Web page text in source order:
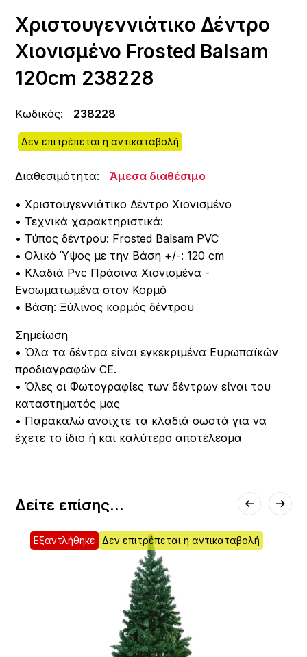
Χριστουγεννιάτικο Δέντρο
Χιονισμένο Frosted Balsam
120cm 238228
Κωδικός: 238228
Δεν επιτρέπεται η αντικαταβολή
Διαθεσιμότητα: Άμεσα διαθέσιμο
• Χριστουγεννιάτικο Δέντρο Χιονισμένο
• Τεχνικά χαρακτηριστικά:
• Τύπος δέντρου: Frosted Balsam PVC
• Ολικό Ύψος με την Βάση +/-: 120 cm
• Κλαδιά Pvc Πράσινα Χιονισμένα -
Ενσωματωμένα στον Κορμό
• Βάση: Ξύλινος κορμός δέντρου
Σημείωση
• Όλα τα δέντρα είναι εγκεκριμένα Ευρωπαϊκών
προδιαγραφών CE.
• Όλες οι Φωτογραφίες των δέντρων είναι του
καταστηματός μας
• Παρακαλώ ανοίχτε τα κλαδιά σωστά για να
έχετε το ίδιο ή και καλύτερο αποτέλεσμα
Δείτε επίσης...
Εξαντλήθηκε Δεν επιτρέπεται η αντικαταβολή